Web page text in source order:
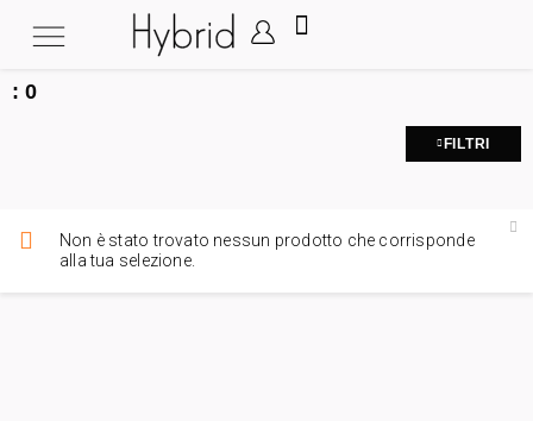
:0
FILTRI
Non è stato trovato nessun prodotto che corrisponde
alla tua selezione.